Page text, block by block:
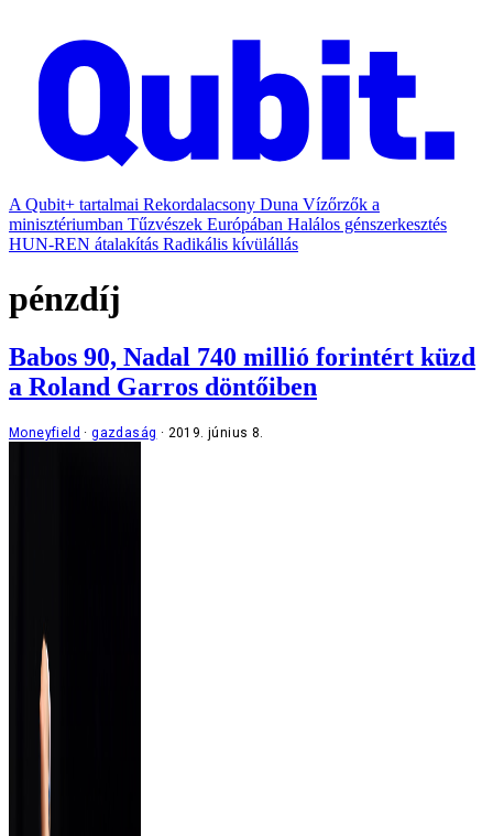
A Qubit+ tartalmai Rekordalacsony Duna Vízőrzők a
minisztériumban Tűzvészek Európában Halálos génszerkesztés
HUN-REN átalakítás Radikális kívülállás
pénzdíj
Babos 90, Nadal 740 millió forintért küzd
a Roland Garros döntőiben
Moneyfield gazdaság 2019. június 8.